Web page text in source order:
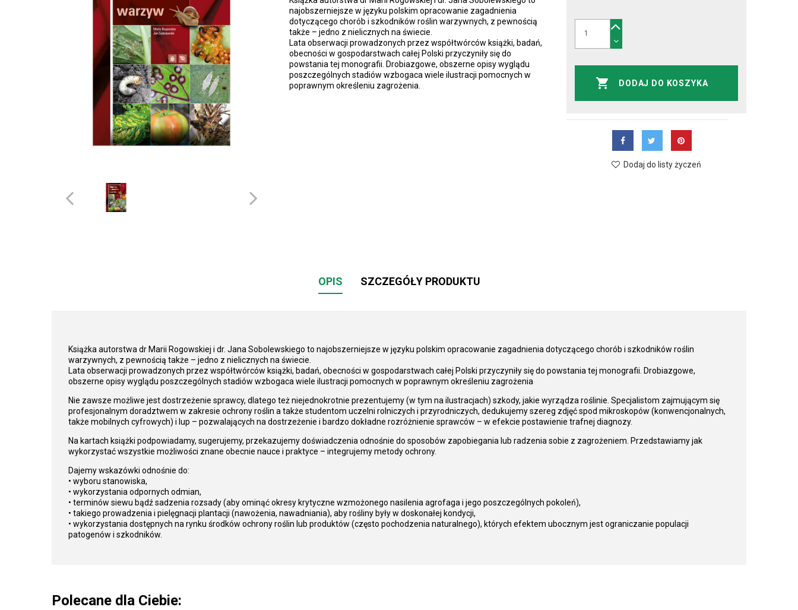
najobszerniejsze w języku polskim opracowanie zagadnienia
dotyczącego chorób i szkodników roślin warzywnych, z pewnością
także – jedno z nielicznych na świecie.
Lata obserwacji prowadzonych przez współtwórców książki, badań,
obecności w gospodarstwach całej Polski przyczyniły się do
powstania tej monografii. Drobiazgowe, obszerne opisy wyglądu
poszczególnych stadiów wzbogaca wiele ilustracji pomocnych w
poprawnym określeniu zagrożenia.
DODAJ DO KOSZYKA
Dodaj do listy życzeń
OPIS SZCZEGÓŁY PRODUKTU
Książka autorstwa dr Marii Rogowskiej i dr. Jana Sobolewskiego to najobszerniejsze w języku polskim opracowanie zagadnienia dotyczącego chorób i szkodników roślin
warzywnych, z pewnością także – jedno z nielicznych na świecie.
Lata obserwacji prowadzonych przez współtwórców książki, badań, obecności w gospodarstwach całej Polski przyczyniły się do powstania tej monografii. Drobiazgowe,
obszerne opisy wyglądu poszczególnych stadiów wzbogaca wiele ilustracji pomocnych w poprawnym określeniu zagrożenia
Nie zawsze możliwe jest dostrzeżenie sprawcy, dlatego też niejednokrotnie prezentujemy (w tym na ilustracjach) szkody, jakie wyrządza roślinie. Specjalistom zajmującym się
profesjonalnym doradztwem w zakresie ochrony roślin a także studentom uczelni rolniczych i przyrodniczych, dedukujemy szereg zdjęć spod mikroskopów (konwencjonalnych,
także mobilnych cyfrowych) i lup – pozwalających na dostrzeżenie i bardzo dokładne rozróżnienie sprawców – w efekcie postawienie trafnej diagnozy.
Na kartach książki podpowiadamy, sugerujemy, przekazujemy doświadczenia odnośnie do sposobów zapobiegania lub radzenia sobie z zagrożeniem. Przedstawiamy jak
wykorzystać wszystkie możliwości znane obecnie nauce i praktyce – integrujemy metody ochrony.
Dajemy wskazówki odnośnie do:
• wyboru stanowiska,
• wykorzystania odpornych odmian,
• terminów siewu bądź sadzenia rozsady (aby ominąć okresy krytyczne wzmożonego nasilenia agrofaga i jego poszczególnych pokoleń),
• takiego prowadzenia i pielęgnacji plantacji (nawożenia, nawadniania), aby rośliny były w doskonałej kondycji,
• wykorzystania dostępnych na rynku środków ochrony roślin lub produktów (często pochodzenia naturalnego), których efektem ubocznym jest ograniczanie populacji
patogenów i szkodników.
Polecane dla Ciebie: